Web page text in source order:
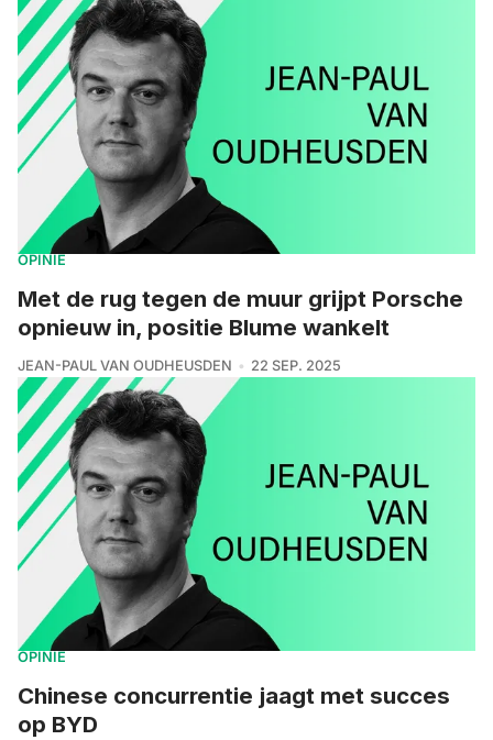
OPINIE
Met de rug tegen de muur grijpt Porsche
opnieuw in, positie Blume wankelt
JEAN-PAUL VAN OUDHEUSDEN 22 SEP. 2025
OPINIE
Chinese concurrentie jaagt met succes
op BYD